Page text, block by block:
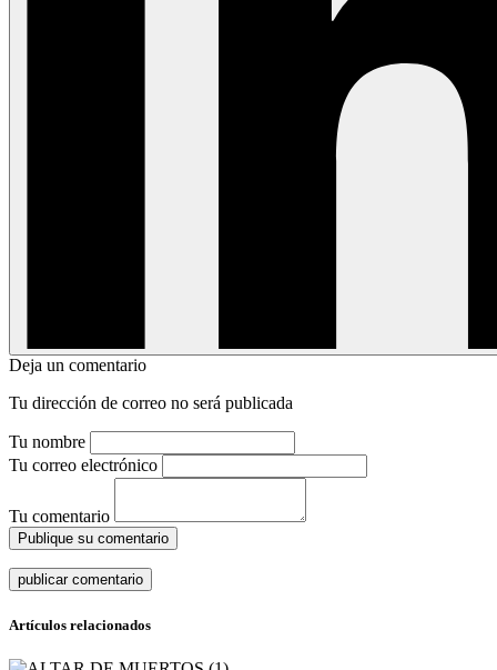
Deja un comentario
Tu dirección de correo no será publicada
Tu nombre
Tu correo electrónico
Tu comentario
Publique su comentario
Artículos relacionados